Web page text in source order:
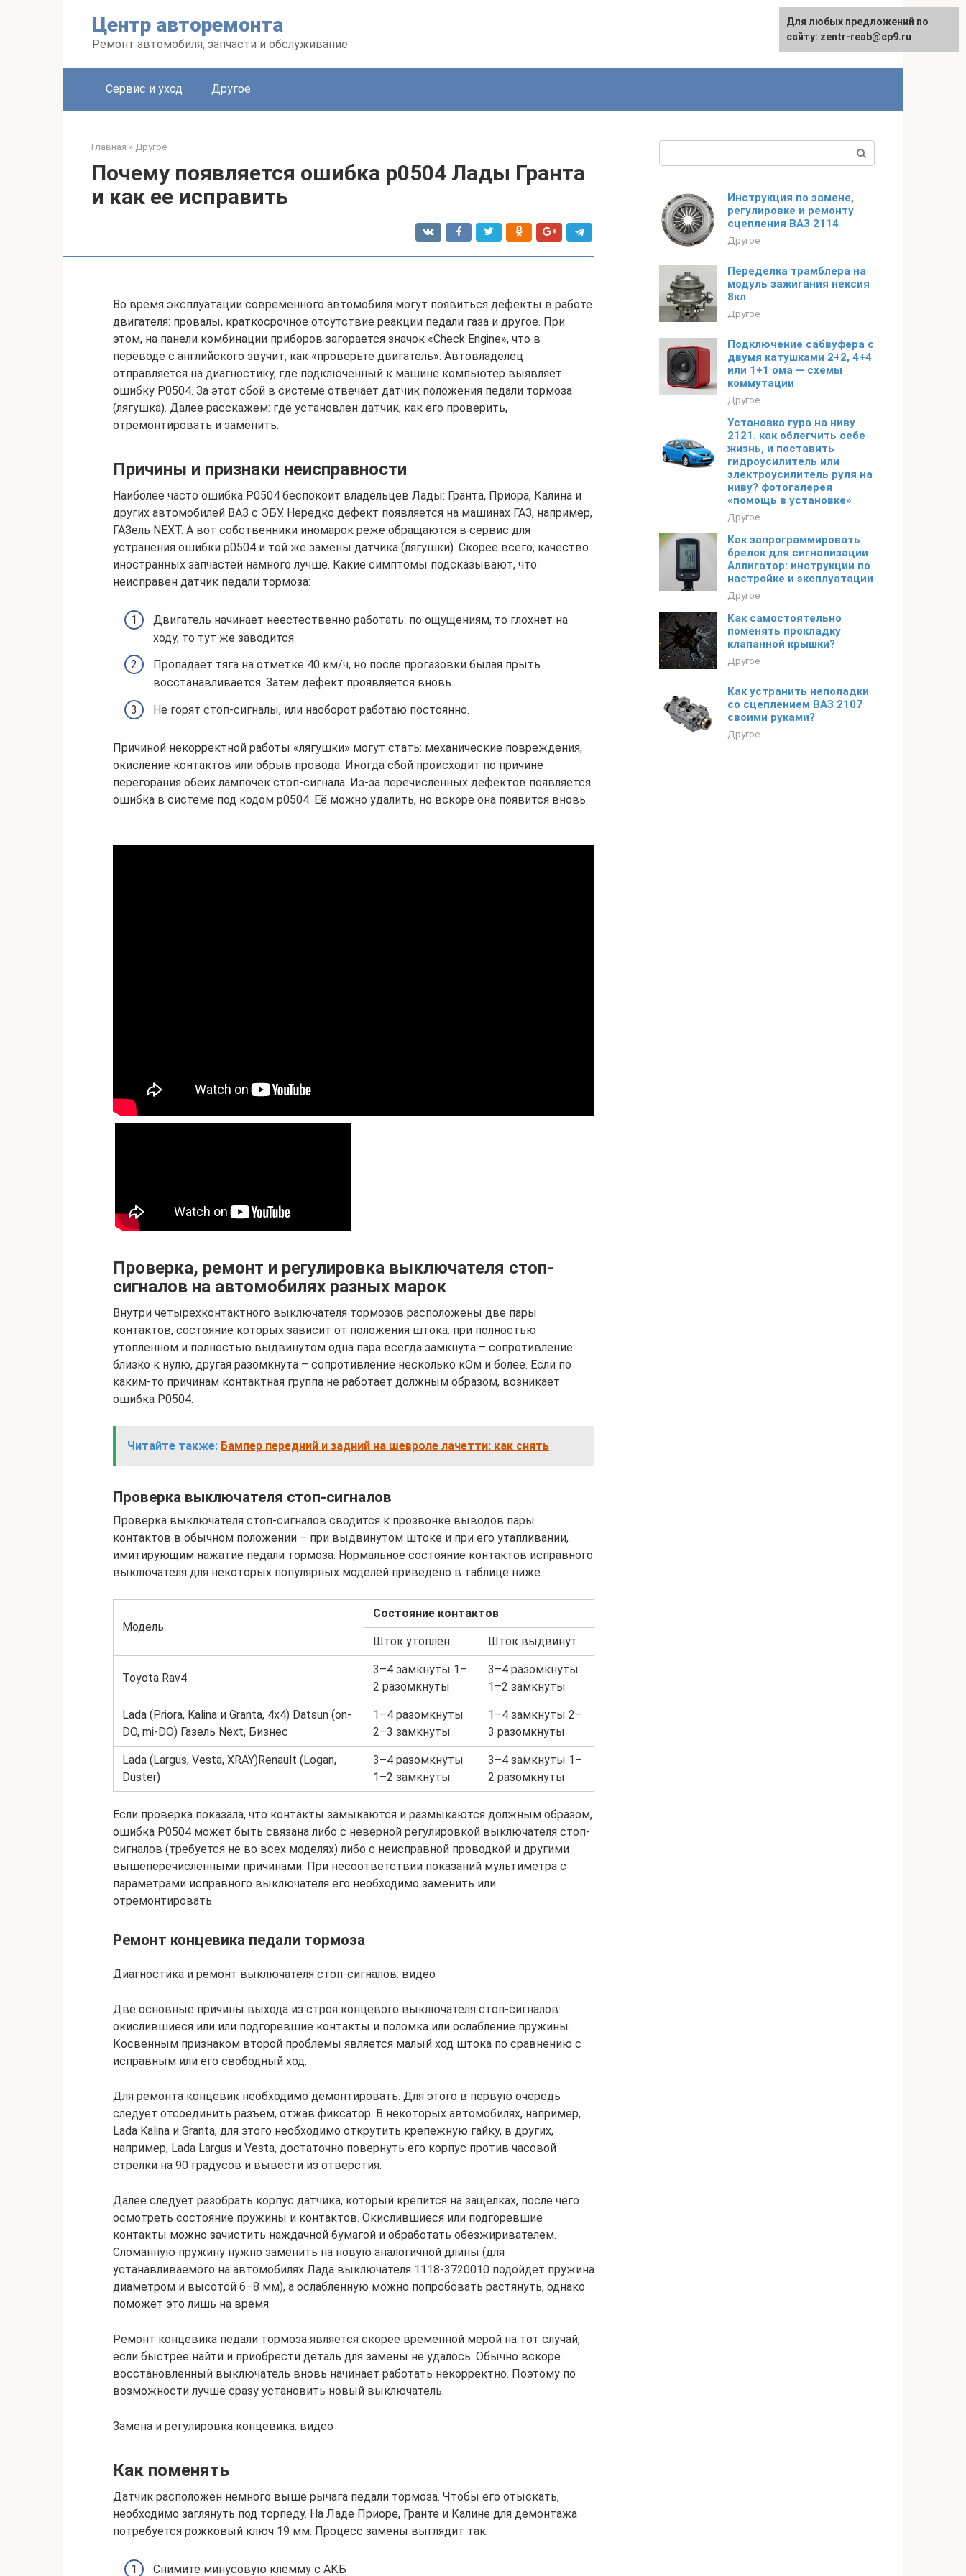
Центр авторемонта
Ремонт автомобиля, запчасти и обслуживание
Сервис и уход Другое
Главная » Другое
Почему появляется ошибка р0504 Лады Гранта
и как ее исправить
Во время эксплуатации современного автомобиля могут появиться дефекты в работе
двигателя: провалы, краткосрочное отсутствие реакции педали газа и другое. При
этом, на панели комбинации приборов загорается значок «Check Engine», что в
переводе с английского звучит, как «проверьте двигатель». Автовладелец
отправляется на диагностику, где подключенный к машине компьютер выявляет
ошибку Р0504. За этот сбой в системе отвечает датчик положения педали тормоза
(лягушка). Далее расскажем: где установлен датчик, как его проверить,
отремонтировать и заменить.
Причины и признаки неисправности
Наиболее часто ошибка Р0504 беспокоит владельцев Лады: Гранта, Приора, Калина и
других автомобилей ВАЗ с ЭБУ. Нередко дефект появляется на машинах ГАЗ, например,
ГАЗель NEXT. А вот собственники иномарок реже обращаются в сервис для
устранения ошибки р0504 и той же замены датчика (лягушки). Скорее всего, качество
иностранных запчастей намного лучше. Какие симптомы подсказывают, что
неисправен датчик педали тормоза:
Двигатель начинает неестественно работать: по ощущениям, то глохнет на
ходу, то тут же заводится.
Пропадает тяга на отметке 40 км/ч, но после прогазовки былая прыть
восстанавливается. Затем дефект проявляется вновь.
Не горят стоп-сигналы, или наоборот работаю постоянно.
Причиной некорректной работы «лягушки» могут стать: механические повреждения,
окисление контактов или обрыв провода. Иногда сбой происходит по причине
перегорания обеих лампочек стоп-сигнала. Из-за перечисленных дефектов появляется
ошибка в системе под кодом p0504. Её можно удалить, но вскоре она появится вновь.
Проверка, ремонт и регулировка выключателя стоп-
сигналов на автомобилях разных марок
Внутри четырехконтактного выключателя тормозов расположены две пары
контактов, состояние которых зависит от положения штока: при полностью
утопленном и полностью выдвинутом одна пара всегда замкнута – сопротивление
близко к нулю, другая разомкнута – сопротивление несколько кОм и более. Если по
каким-то причинам контактная группа не работает должным образом, возникает
ошибка Р0504.
Читайте также: Бампер передний и задний на шевроле лачетти: как снять
Проверка выключателя стоп-сигналов
Проверка выключателя стоп-сигналов сводится к прозвонке выводов пары
контактов в обычном положении – при выдвинутом штоке и при его утапливании,
имитирующим нажатие педали тормоза. Нормальное состояние контактов исправного
выключателя для некоторых популярных моделей приведено в таблице ниже.
Модель
Состояние контактов
Шток утоплен Шток выдвинут
Toyota Rav4
3–4 замкнуты 1–
2 разомкнуты
3–4 разомкнуты
1–2 замкнуты
Lada (Priora, Kalina и Granta, 4х4) Datsun (on-
DO, mi-DO) Газель Next, Бизнес
1–4 разомкнуты
2–3 замкнуты
1–4 замкнуты 2–
3 разомкнуты
Lada (Largus, Vesta, XRAY)Renault (Logan,
Duster)
3–4 разомкнуты
1–2 замкнуты
3–4 замкнуты 1–
2 разомкнуты
Если проверка показала, что контакты замыкаются и размыкаются должным образом,
ошибка Р0504 может быть связана либо с неверной регулировкой выключателя стоп-
сигналов (требуется не во всех моделях) либо с неисправной проводкой и другими
вышеперечисленными причинами. При несоответствии показаний мультиметра с
параметрами исправного выключателя его необходимо заменить или
отремонтировать.
Ремонт концевика педали тормоза
Диагностика и ремонт выключателя стоп-сигналов: видео
Две основные причины выхода из строя концевого выключателя стоп-сигналов:
окислившиеся или или подгоревшие контакты и поломка или ослабление пружины.
Косвенным признаком второй проблемы является малый ход штока по сравнению с
исправным или его свободный ход.
Для ремонта концевик необходимо демонтировать. Для этого в первую очередь
следует отсоединить разъем, отжав фиксатор. В некоторых автомобилях, например,
Lada Kalina и Granta, для этого необходимо открутить крепежную гайку, в других,
например, Lada Largus и Vesta, достаточно повернуть его корпус против часовой
стрелки на 90 градусов и вывести из отверстия.
Далее следует разобрать корпус датчика, который крепится на защелках, после чего
осмотреть состояние пружины и контактов. Окислившиеся или подгоревшие
контакты можно зачистить наждачной бумагой и обработать обезжиривателем.
Сломанную пружину нужно заменить на новую аналогичной длины (для
устанавливаемого на автомобилях Лада выключателя 1118-3720010 подойдет пружина
диаметром и высотой 6–8 мм), а ослабленную можно попробовать растянуть, однако
поможет это лишь на время.
Ремонт концевика педали тормоза является скорее временной мерой на тот случай,
если быстрее найти и приобрести деталь для замены не удалось. Обычно вскоре
восстановленный выключатель вновь начинает работать некорректно. Поэтому по
возможности лучше сразу установить новый выключатель.
Замена и регулировка концевика: видео
Как поменять
Датчик расположен немного выше рычага педали тормоза. Чтобы его отыскать,
необходимо заглянуть под торпеду. На Ладе Приоре, Гранте и Калине для демонтажа
потребуется рожковый ключ 19 мм. Процесс замены выглядит так:
Снимите минусовую клемму с АКБ
Инструкция по замене,
регулировке и ремонту
сцепления ВАЗ 2114
Другое
Переделка трамблера на
модуль зажигания нексия
8кл
Другое
Подключение сабвуфера с
двумя катушками 2+2, 4+4
или 1+1 ома — схемы
коммутации
Другое
Установка гура на ниву
2121. как облегчить себе
жизнь, и поставить
гидроусилитель или
электроусилитель руля на
ниву? фотогалерея
«помощь в установке»
Другое
Как запрограммировать
брелок для сигнализации
Аллигатор: инструкции по
настройке и эксплуатации
Другое
Как самостоятельно
поменять прокладку
клапанной крышки?
Другое
Как устранить неполадки
со сцеплением ВАЗ 2107
своими руками?
Другое
Для любых предложений по
сайту: zentr-reab@cp9.ru